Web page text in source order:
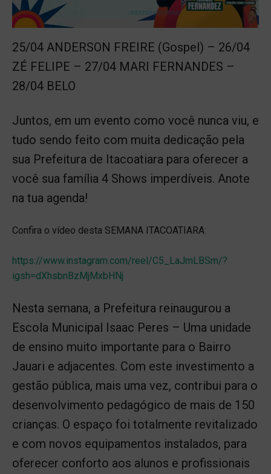
25/04 ANDERSON FREIRE (Gospel) – 26/04
ZÉ FELIPE – 27/04 MARI FERNANDES –
28/04 BELO
Juntos, em um evento como você nunca viu, e
tudo sendo feito com muita dedicação pela
sua Prefeitura de Itacoatiara para oferecer a
você sua família 4 Shows imperdíveis. Anote
na tua agenda!
Confira o vídeo desta SEMANA ITACOATIARA:
https://www.instagram.com/reel/C5_LaJmLBSm/?
igsh=dXhsbnBzMjMxbHNj
Nesta semana, a Prefeitura reinaugurou a
Escola Municipal Isaac Peres – Uma unidade
de ensino muito importante para o Bairro
Jauari e adjacentes. Com este investimento a
gestão pública, mais uma vez, contribui para o
desenvolvimento pedagógico de mais de 150
crianças. O espaço foi totalmente revitalizado
e com novos equipamentos instalados, para
oferecer conforto aos alunos e profissionais